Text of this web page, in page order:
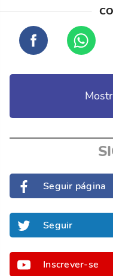
Seguir página
Seguir
Inscrever-se